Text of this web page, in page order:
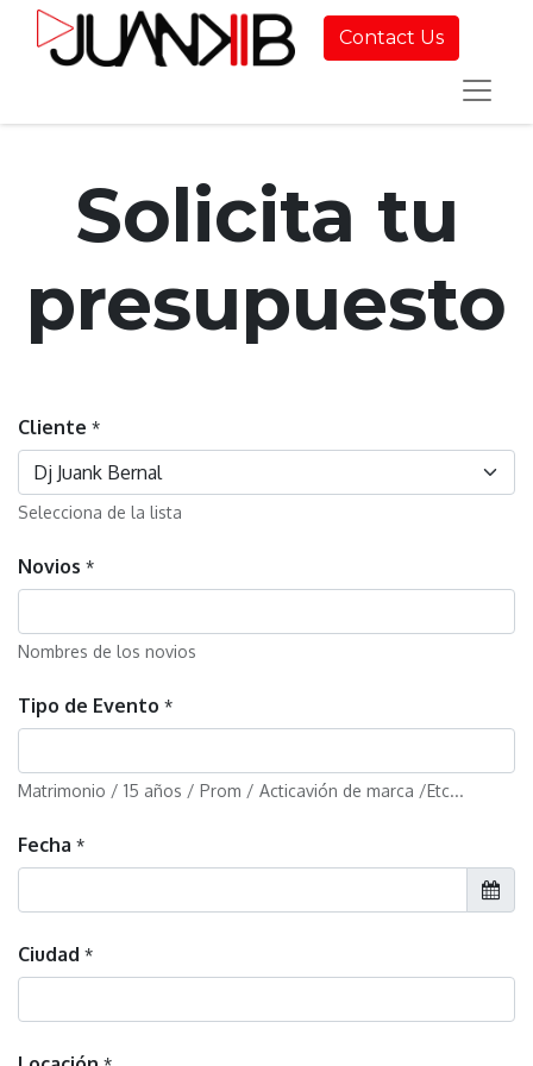
Contact Us
Solicita tu
presupuesto
Cliente *
Selecciona de la lista
Novios *
Nombres de los novios
Tipo de Evento *
Matrimonio / 15 años / Prom / Acticavión de marca /Etc...
Fecha *
Ciudad *